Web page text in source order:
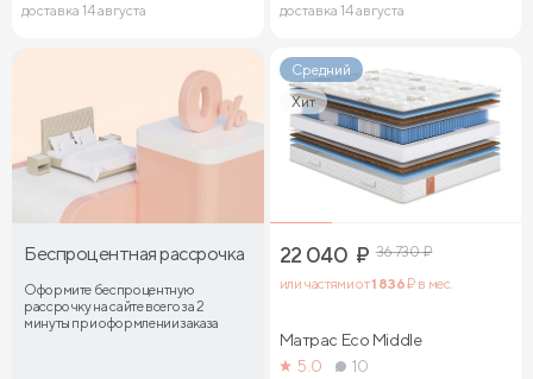
доставка 14 августа
доставка 14 августа
Беспроцентная рассрочка
Оформите беспроцентную
рассрочку на сайте всего за 2
минуты при оформлении заказа
Средний
Хит
22 040 ₽ 36 730₽
или частями от1 836₽ в мес.
Матрас Eco Middle
5.0
10